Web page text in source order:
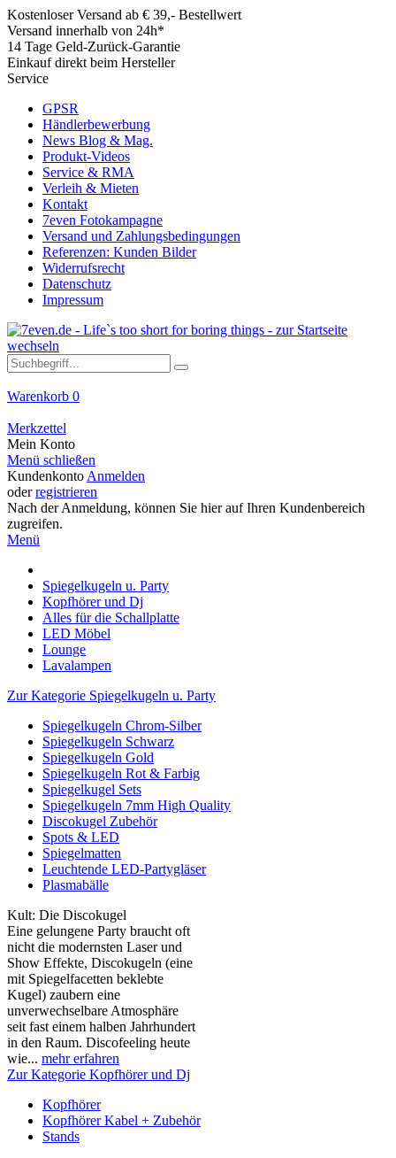
Kostenloser Versand ab € 39,- Bestellwert
Versand innerhalb von 24h*
14 Tage Geld-Zurück-Garantie
Einkauf direkt beim Hersteller
Service
GPSR
Händlerbewerbung
News Blog & Mag.
Produkt-Videos
Service & RMA
Verleih & Mieten
Kontakt
7even Fotokampagne
Versand und Zahlungsbedingungen
Referenzen: Kunden Bilder
Widerrufsrecht
Datenschutz
Impressum
Warenkorb 0
Merkzettel
Mein Konto
Menü schließen
Kundenkonto Anmelden
oderregistrieren
Nach der Anmeldung, können Sie hier auf Ihren Kundenbereich
zugreifen.
Menü
Spiegelkugeln u. Party
Kopfhörer und Dj
Alles für die Schallplatte
LED Möbel
Lounge
Lavalampen
Zur Kategorie Spiegelkugeln u. Party
Spiegelkugeln Chrom-Silber
Spiegelkugeln Schwarz
Spiegelkugeln Gold
Spiegelkugeln Rot & Farbig
Spiegelkugel Sets
Spiegelkugeln 7mm High Quality
Discokugel Zubehör
Spots & LED
Spiegelmatten
Leuchtende LED-Partygläser
Plasmabälle
Kult: Die Discokugel
Eine gelungene Party braucht oft
nicht die modernsten Laser und
Show Effekte, Discokugeln (eine
mit Spiegelfacetten beklebte
Kugel) zaubern eine
unverwechselbare Atmosphäre
seit fast einem halben Jahrhundert
in den Raum. Discofeeling heute
wie... mehr erfahren
Zur Kategorie Kopfhörer und Dj
Kopfhörer
Kopfhörer Kabel + Zubehör
Stands